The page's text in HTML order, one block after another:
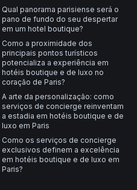
Qual panorama parisiense será o
pano de fundo do seu despertar
em um hotel boutique?
Como a proximidade dos
principais pontos turísticos
potencializa a experiência em
hotéis boutique e de luxo no
coração de Paris?
A arte da personalização: como
serviços de concierge reinventam
a estadia em hotéis boutique e de
luxo em Paris
Como os serviços de concierge
exclusivos definem a excelência
em hotéis boutique e de luxo em
Paris?